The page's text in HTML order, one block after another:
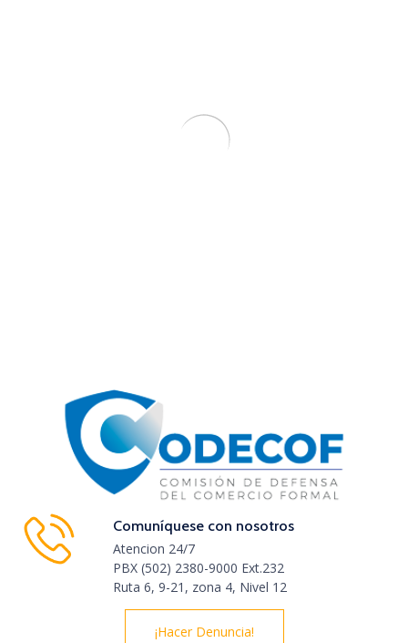
Comuníquese con nosotros
Atencion 24/7
PBX (502) 2380-9000 Ext.232
Ruta 6, 9-21, zona 4, Nivel 12
¡Hacer Denuncia!